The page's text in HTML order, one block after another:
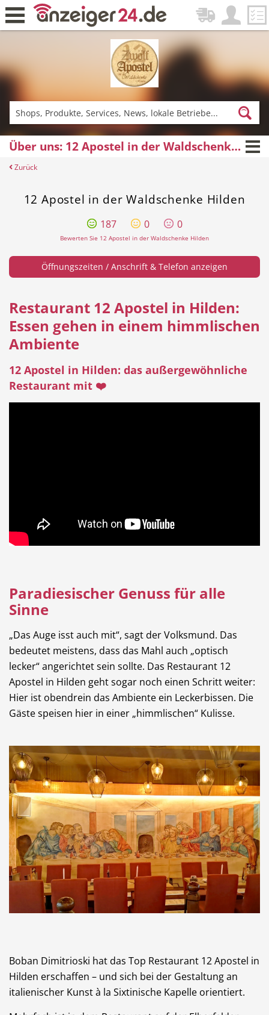
Zurück
Fitness & Sport Lieferservice
News Restaurant
Hotel Beauty & Wellness
Auto Handwerk
Veranstaltungskalender Lokale Empfehlungen
Stellenangebote Öffentliche Einrichtungen
Videos Dein Hilden
Zurück
12 Apostel in der Waldschenke Hilden
187 0 0
Bewerten Sie 12 Apostel in der Waldschenke Hilden
Öffnungszeiten / Anschrift & Telefon anzeigen
Über uns: 12 Apostel in der Waldschenke Hilden
Restaurant 12 Apostel in Hilden:
Essen gehen in einem himmlischen
Ambiente
12 Apostel in Hilden: das außergewöhnliche
Restaurant mit ❤️
Paradiesischer Genuss für alle
Sinne
„Das Auge isst auch mit“, sagt der Volksmund. Das
bedeutet meistens, dass das Mahl auch „optisch
lecker“ angerichtet sein sollte. Das Restaurant 12
Apostel in Hilden geht sogar noch einen Schritt weiter:
Hier ist obendrein das Ambiente ein Leckerbissen. Die
Gäste speisen hier in einer „himmlischen“ Kulisse.
Boban Dimitrioski hat das Top Restaurant 12 Apostel in
Hilden erschaffen – und sich bei der Gestaltung an
italienischer Kunst à la Sixtinische Kapelle orientiert.